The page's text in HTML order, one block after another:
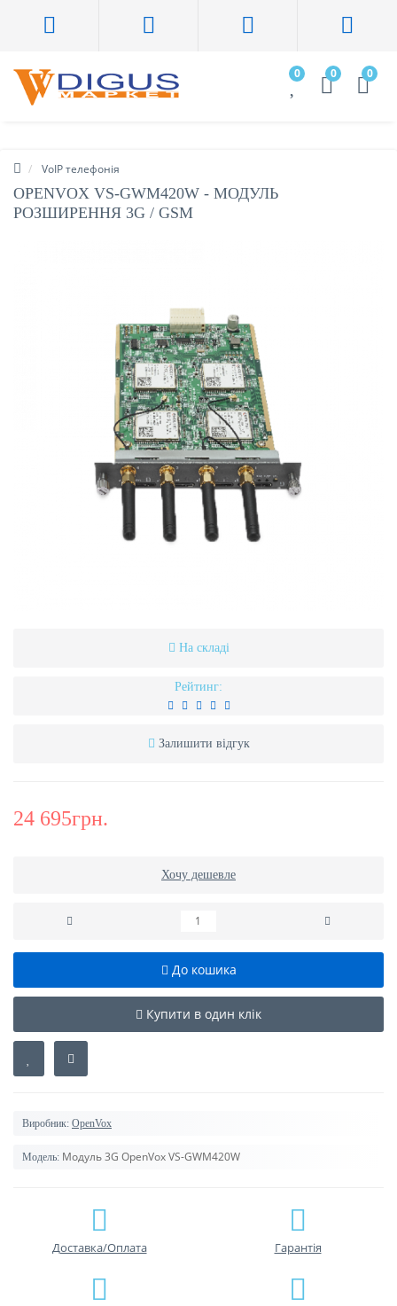
0 0 0
VoIP телефонія
OPENVOX VS-GWM420W - МОДУЛЬ
РОЗШИРЕННЯ 3G / GSM
На складі
Рейтинг:
Залишити відгук
24 695грн.
Хочу дешевле
До кошика
Купити в один клік
Виробник: OpenVox
Модель: Модуль 3G OpenVox VS-GWM420W
Доставка/Оплата Гарантiя